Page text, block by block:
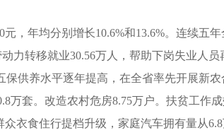
，年均分别增长10.6%和13.6%。连续五
力转移就业30.56万人，帮助下岗失业人
供养水平逐年提高，在全省率先开展新
套。改造农村危房8.75万户。扶贫工作
衣食住行提档升级，家庭汽车拥有量从